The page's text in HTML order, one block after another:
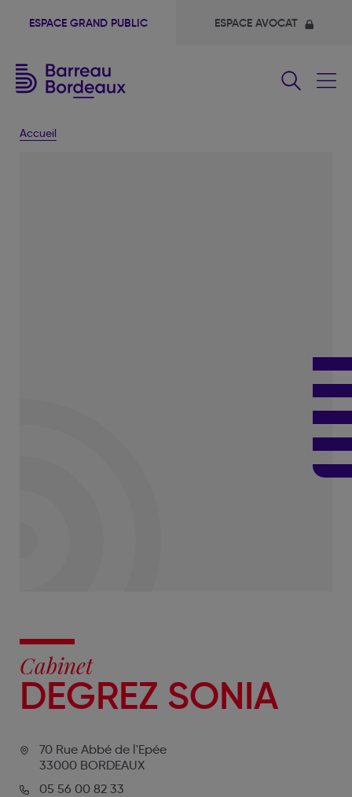
ESPACE GRAND PUBLIC ESPACE AVOCAT
Accueil
Cabinet
DEGREZ SONIA
70 Rue Abbé de l'Epée
33000 BORDEAUX
05 56 00 82 33